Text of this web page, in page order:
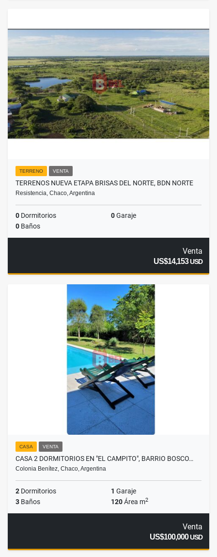
TERRENO VENTA
TERRENOS NUEVA ETAPA BRISAS DEL NORTE, BDN NORTE
Resistencia, Chaco, Argentina
0 Dormitorios 0Garaje
0 Baños
Venta
US$14,153USD
CASA VENTA
CASA 2 DORMITORIOS EN "EL CAMPITO", BARRIO BOSCO…
Colonia Benítez, Chaco, Argentina
2 Dormitorios 1 Garaje
3 Baños 120Área m2
Venta
US$100,000USD